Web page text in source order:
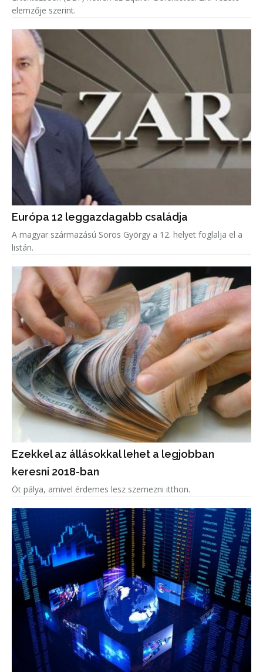
elemzője szerint.
Európa 12 leggazdagabb családja
A magyar származású Soros György a 12. helyet foglalja el a
listán.
Ezekkel az állásokkal lehet a legjobban
keresni 2018-ban
Öt pálya, amivel érdemes lesz szemezni itthon.